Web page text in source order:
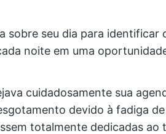
sobre seu dia para identificar
noite em uma
cuidadosamente sua
devido à fadiga
totalmente dedicadas ao